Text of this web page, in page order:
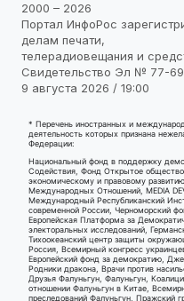
2000 – 2026
Портал ИнфоРос
делам печати,
телерадиовещания и
Свидетельство Эл № 77-
9 августа 2026 / 19:00